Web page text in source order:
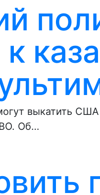
к
выкатить
Об…